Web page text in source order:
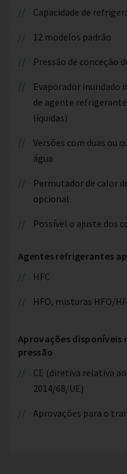
Capacidade de
12 modelos padrão
Pressão de conceção
Evaporador
de agente
líquidas)
Versões com duas ou
água
Permutador de calor
opcional
Possível o ajuste dos
Agentes refrigerantes
HFC
HFO, misturas HFO/
Aprovações disponíveis
pressão
CE (diretiva relativa
2014/68/UE)
Aprovações para o